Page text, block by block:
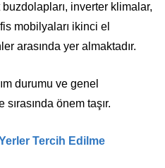
inverter klimalar,
mobilyaları ikinci el
arasında yer almaktadır.
durumu ve genel
önem taşır.
Tercih Edilme